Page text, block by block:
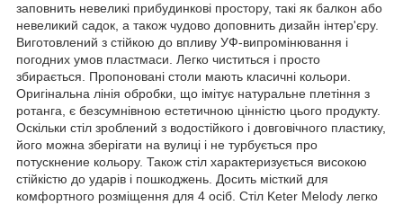
заповнить невеликі прибудинкові простору, такі як балкон або
невеликий садок, а також чудово доповнить дизайн інтер'єру.
Виготовлений з стійкою до впливу УФ-випромінювання і
погодних умов пластмаси. Легко чиститься і просто
збирається. Пропоновані столи мають класичні кольори.
Оригінальна лінія обробки, що імітує натуральне плетіння з
ротанга, є безсумнівною естетичною цінністю цього продукту.
Оскільки стіл зроблений з водостійкого і довговічного пластику,
його можна зберігати на вулиці і не турбується про
потускнение кольору. Також стіл характеризується високою
стійкістю до ударів і пошкоджень. Досить місткий для
комфортного розміщення для 4 осіб. Стіл Keter Melody легко